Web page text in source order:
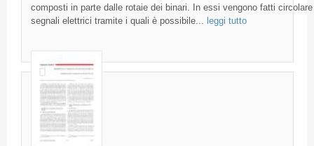
composti in parte dalle rotaie dei binari. In essi vengono fatti circolare
segnali elettrici tramite i quali è possibile... leggi tutto